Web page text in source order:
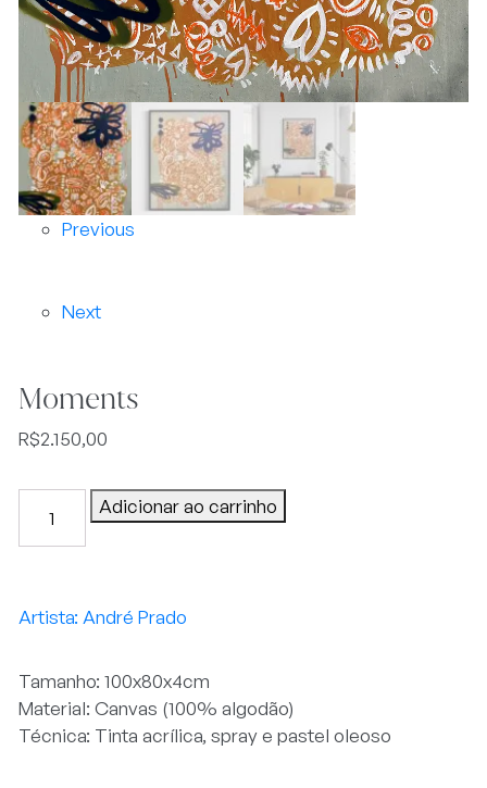
Previous
Next
Moments
R$2.150,00
quantidade
Adicionar ao carrinho
André Prado
Tamanho: 100x80x4cm
Material: Canvas (100% algodão)
Técnica: Tinta acrílica, spray e pastel oleoso